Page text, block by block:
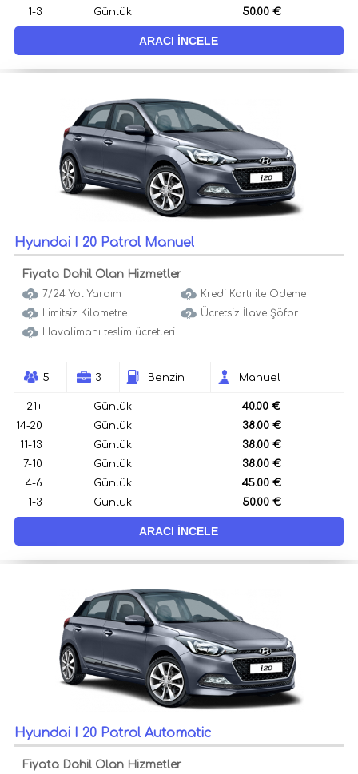
1-3
Günlük
50.00 €
ARACI İNCELE
Hyundai I 20 Patrol Manuel
Fiyata Dahil Olan Hizmetler
7/24 Yol Yardım
Kredi Kartı ile Ödeme
Limitsiz Kilometre
Ücretsiz İlave Şöfor
Havalimanı teslim ücretleri
5 3 Benzin Manuel
21+
Günlük
14-20
Günlük
11-13
Günlük
7-10
Günlük
4-6
Günlük
1-3
Günlük
40.00 €
38.00 €
38.00 €
38.00 €
45.00 €
50.00 €
ARACI İNCELE
Hyundai I 20 Patrol Automatic
Fiyata Dahil Olan Hizmetler